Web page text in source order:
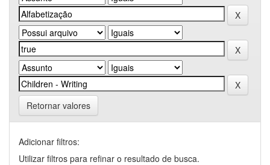
Retornar valores
Adicionar filtros:
Utilizar filtros para refinar o resultado de busca.